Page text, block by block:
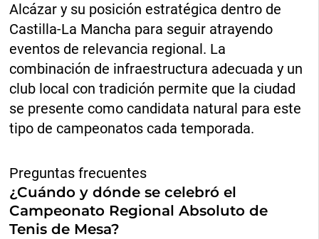
Alcázar y su posición estratégica dentro de
Castilla-La Mancha para seguir atrayendo
eventos de relevancia regional. La
combinación de infraestructura adecuada y un
club local con tradición permite que la ciudad
se presente como candidata natural para este
tipo de campeonatos cada temporada.
Preguntas frecuentes
¿Cuándo y dónde se celebró el
Campeonato Regional Absoluto de
Tenis de Mesa?